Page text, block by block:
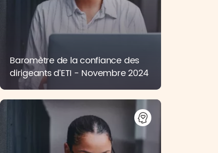
Baromètre de la confiance des
dirigeants d’ETI - Novembre 2024